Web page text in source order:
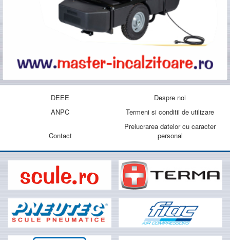
DEEE
Despre noi
ANPC
Termeni si conditii de utilizare
Contact
Prelucrarea datelor cu caracter
personal